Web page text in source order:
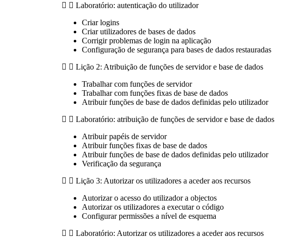
Laboratório: autenticação do utilizador
Criar logins
Criar utilizadores de bases de dados
Corrigir problemas de login na aplicação
Configuração de segurança para bases de dados restauradas
Lição 2: Atribuição de funções de servidor e base de dados
Trabalhar com funções de servidor
Trabalhar com funções fixas de base de dados
Atribuir funções de base de dados definidas pelo utilizador
Laboratório: atribuição de funções de servidor e base de dados
Atribuir papéis de servidor
Atribuir funções fixas de base de dados
Atribuir funções de base de dados definidas pelo utilizador
Verificação da segurança
Lição 3: Autorizar os utilizadores a aceder aos recursos
Autorizar o acesso do utilizador a objectos
Autorizar os utilizadores a executar o código
Configurar permissões a nível de esquema
Laboratório: Autorizar os utilizadores a aceder aos recursos